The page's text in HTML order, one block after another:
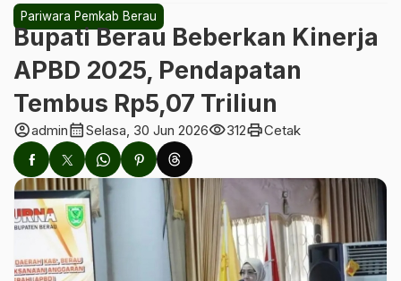
Pariwara Pemkab Berau
Bupati Berau Beberkan Kinerja
APBD 2025, Pendapatan
Tembus Rp5,07 Triliun
account_circleadmincalendar_monthSelasa, 30 Jun 2026visibility312printCetak